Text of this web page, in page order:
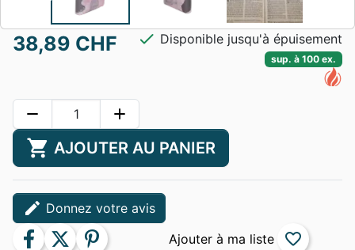
38,89 CHF check Disponible jusqu'à épuisement
sup. à 100 ex.
remove add
shopping_cart AJOUTER AU PANIER
edit Donnez votre avis
facebook twitter pinterest favorite_border